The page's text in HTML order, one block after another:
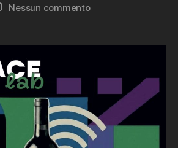
Nessun commentosu
vino
lo
sa?